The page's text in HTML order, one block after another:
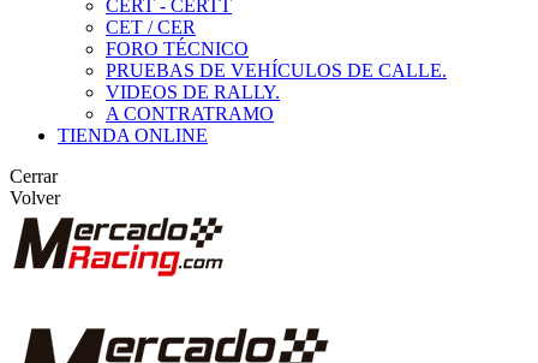
CERT - CERTT
CET / CER
FORO TÉCNICO
PRUEBAS DE VEHÍCULOS DE CALLE.
VIDEOS DE RALLY.
A CONTRATRAMO
TIENDA ONLINE
Cerrar
Volver